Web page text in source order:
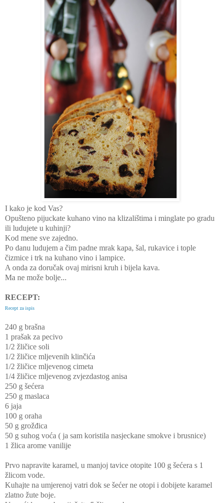
I kako je kod Vas?
Opušteno pijuckate kuhano vino na klizalištima i minglate po gradu
ili ludujete u kuhinji?
Kod mene sve zajedno.
Po danu ludujem a čim padne mrak kapa, šal, rukavice i tople
čizmice i trk na kuhano vino i lampice.
A onda za doručak ovaj mirisni kruh i bijela kava.
Ma ne može bolje...
RECEPT:
Recept za ispis
240 g brašna
1 prašak za pecivo
1/2 žličice soli
1/2 žličice mljevenih klinčića
1/2 žličice mljevenog cimeta
1/4 žličice mljevenog zvjezdastog anisa
250 g šećera
250 g maslaca
6 jaja
100 g oraha
50 g grožđica
50 g suhog voća ( ja sam koristila nasjeckane smokve i brusnice)
1 žlica arome vanilije
Prvo napravite karamel, u manjoj tavice otopite 100 g šećera s 1
žlicom vode.
Kuhajte na umjerenoj vatri dok se šećer ne otopi i dobijete karamel
zlatno žute boje.